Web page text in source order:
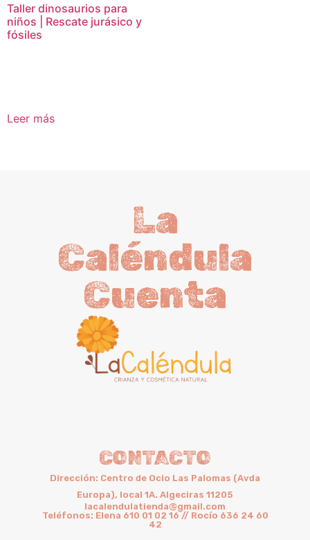
Taller dinosaurios para
niños | Rescate jurásico y
fósiles
Leer más
La
Caléndula
Cuenta
CONTACTO
Dirección: Centro de Ocio Las Palomas (Avda
Europa), local 1A. Algeciras 11205
lacalendulatienda@gmail.com
Teléfonos: Elena 610 01 02 16 // Rocío 636 24 60
42